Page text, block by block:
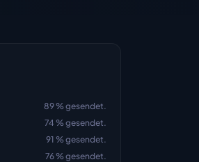
89 % gesendet.
74 % gesendet.
91 % gesendet.
76 % gesendet.